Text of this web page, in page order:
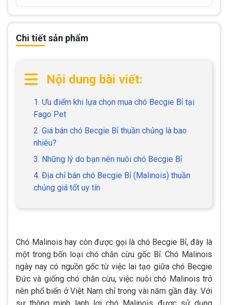
Chi tiết sản phẩm
Nội dung bài viết:
1. Ưu điểm khi lựa chọn mua chó Becgie Bỉ tại
Fago Pet
2. Giá bán chó Becgie Bỉ thuần chủng là bao
nhiêu?
3. Những lý do bạn nên nuôi chó Becgie Bỉ
4. Địa chỉ bán chó Becgie Bỉ (Malinois) thuần
chủng giá tốt uy tín
Chó Malinois hay còn được gọi là chó Becgie Bỉ, đây là
một trong bốn loại chó chăn cừu gốc Bỉ. Chó Malinois
ngày nay có nguồn gốc từ việc lai tạo giữa chó Becgie
Đức và giống chó chăn cừu, việc nuôi chó Malinois trở
nên phổ biến ở Việt Nam chỉ trong vài năm gần đây. Với